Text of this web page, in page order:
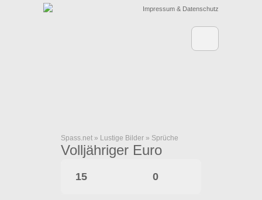
Impressum & Datenschutz
Spass.net » Lustige Bilder » Sprüche
Volljähriger Euro
15 0